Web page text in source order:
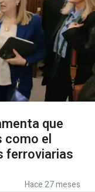
que
como el
ferroviarias
Hace 27 meses